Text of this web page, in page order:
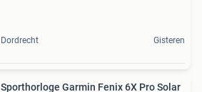
Dordrecht Gisteren
Sporthorloge Garmin Fenix 6X Pro Solar